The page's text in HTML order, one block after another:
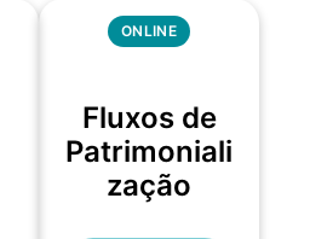
ONLINE
Fluxos de
Patrimoniali
zação